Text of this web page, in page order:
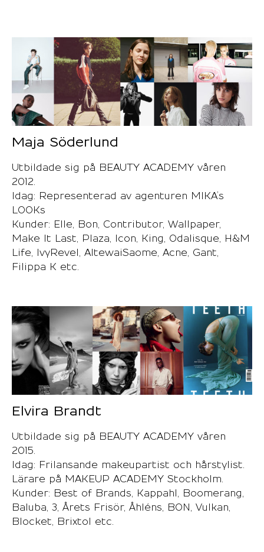
Maja Söderlund
Utbildade sig på BEAUTY ACADEMY våren
2012.
Idag: Representerad av agenturen MIKA’s
LOOKs
Kunder: Elle, Bon, Contributor, Wallpaper,
Make It Last, Plaza, Icon, King, Odalisque, H&M
Life, IvyRevel, AltewaiSaome, Acne, Gant,
Filippa K etc.
Elvira Brandt
Utbildade sig på BEAUTY ACADEMY våren
2015.
Idag: Frilansande makeupartist och hårstylist.
Lärare på MAKEUP ACADEMY Stockholm.
Kunder: Best of Brands, Kappahl, Boomerang,
Baluba, 3, Årets Frisör, Åhléns, BON, Vulkan,
Blocket, Brixtol etc.